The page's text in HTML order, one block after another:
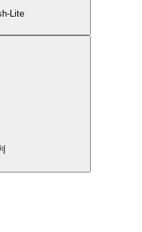
Lite